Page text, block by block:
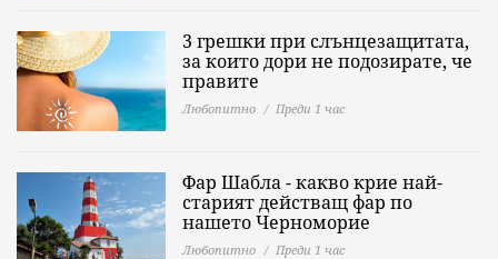
3 грешки при слънцезащитата,
за които дори не подозирате, че
правите
Любопитно Преди 1 час
Фар Шабла - какво крие най-
старият действащ фар по
нашето Черноморие
Любопитно Преди 1 час